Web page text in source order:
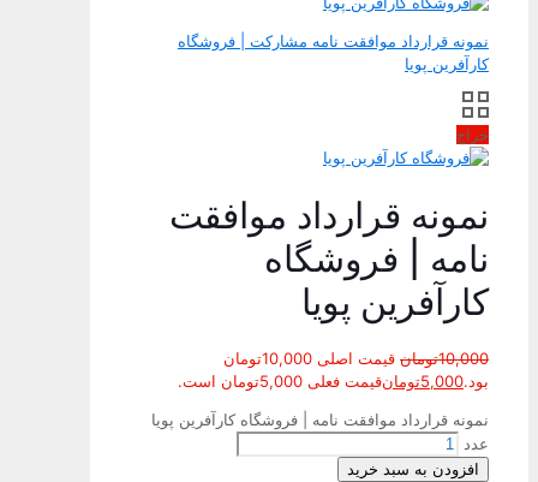
نمونه قرارداد موافقت نامه مشارکت | فروشگاه
کارآفرین پویا
حراج
نمونه قرارداد موافقت
نامه | فروشگاه
کارآفرین پویا
10,000تومان
قیمت اصلی 10,000تومان
بود.5,000تومانقیمت فعلی 5,000تومان است.
نمونه قرارداد موافقت نامه | فروشگاه کارآفرین پویا
عدد
افزودن به سبد خرید